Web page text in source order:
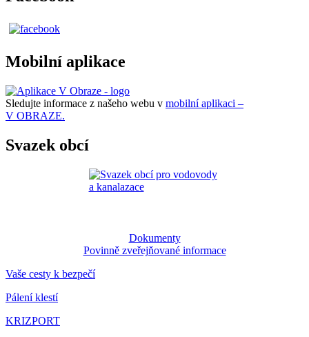
Mobilní aplikace
Sledujte informace z našeho webu v mobilní aplikaci –
V OBRAZE.
Svazek obcí
Dokumenty
Povinně zveřejňované informace
Vaše cesty k bezpečí
Pálení klestí
KRIZPORT